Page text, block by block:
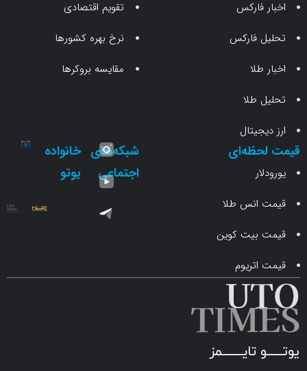
فارکس
فارکس
تقویم اقتصادی
نرخ بهره کشورها
مقایسه بروکرها
انس طلا
بیت کوین
شبکه‌های خانواده
یوتو